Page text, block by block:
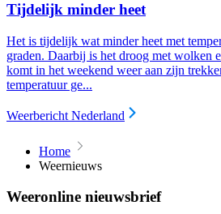
Tijdelijk minder heet
Het is tijdelijk wat minder heet met
graden. Daarbij is het droog met wolken
komt in het weekend weer aan zijn
temperatuur ge...
Weerbericht Nederland
Home
Weernieuws
Weeronline nieuwsbrief